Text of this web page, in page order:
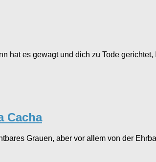
es gewagt und dich zu Tode
Cacha
Grauen, aber vor allem von der